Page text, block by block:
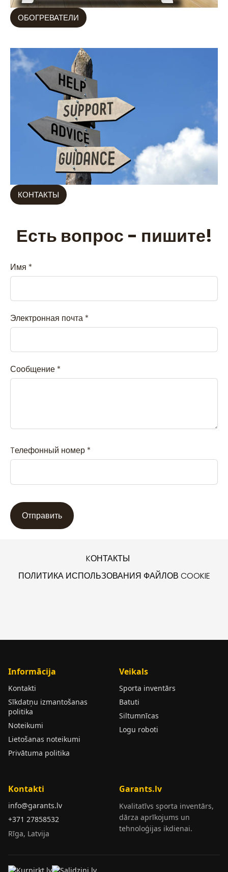
ОБОГРЕВАТЕЛИ
КОНТАКТЫ
Есть вопрос - пишите!
Имя *
Электронная почта*
Сообщение*
Tелефонный номер*
KОНТАКТЫ
ПОЛИТИКА ИСПОЛЬЗОВАНИЯ ФАЙЛОВ COOKIE
Informācija
Kontakti
Sīkdatņu izmantošanas
politika
Noteikumi
Lietošanas noteikumi
Privātuma politika
Veikals
Sporta inventārs
Batuti
Siltumnīcas
Logu roboti
Kontakti
info@garants.lv
+371 27858532
Rīga, Latvija
Garants.lv
Kvalitatīvs sporta inventārs,
dārza aprīkojums un
tehnoloģijas ikdienai.